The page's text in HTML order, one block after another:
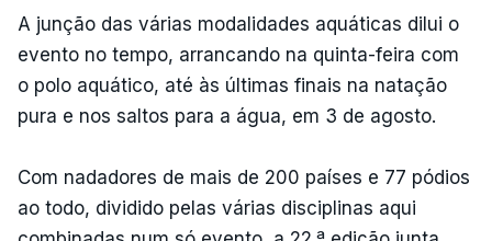
A junção das várias modalidades aquáticas dilui o
evento no tempo, arrancando na quinta-feira com
o polo aquático, até às últimas finais na natação
pura e nos saltos para a água, em 3 de agosto.
Com nadadores de mais de 200 países e 77 pódios
ao todo, dividido pelas várias disciplinas aqui